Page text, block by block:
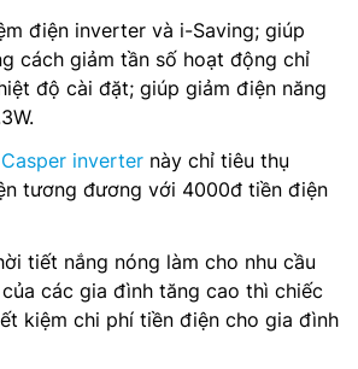
điện inverter và i-Saving; giúp
cách giảm tần số hoạt động chỉ
độ cài đặt; giúp giảm điện năng
inverter này chỉ tiêu thụ
tương đương với 4000đ tiền điện
tiết nắng nóng làm cho nhu cầu
các gia đình tăng cao thì chiếc
kiệm chi phí tiền điện cho gia đình